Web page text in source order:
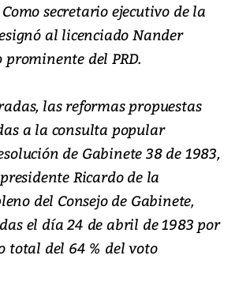
secretario ejecutivo de la
al licenciado Nander
del PRD.
las reformas propuestas
a la consulta popular
de Gabinete 38 de 1983,
Ricardo de la
del Consejo de Gabinete,
el día 24 de abril de 1983 por
total del 64 % del voto